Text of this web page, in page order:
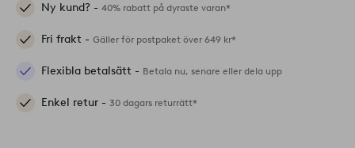
Ny kund? - 40% rabatt på dyraste varan*
Fri frakt - Gäller för postpaket över 649 kr*
Flexibla betalsätt - Betala nu, senare eller dela upp
Enkel retur - 30 dagars returrätt*